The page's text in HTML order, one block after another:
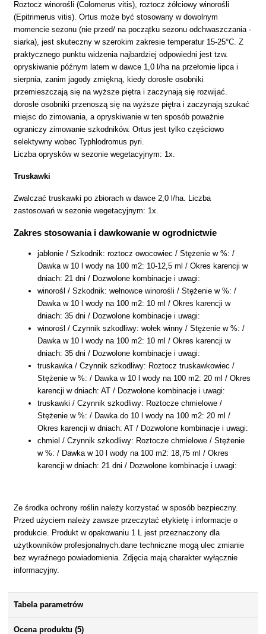
Roztocz winorośli (Colomerus vitis), roztocz żółciowy winorośli
(Epitrimerus vitis). Ortus może być stosowany w dowolnym
momencie sezonu (nie przed/ na początku sezonu odchwaszczania -
siarka), jest skuteczny w szerokim zakresie temperatur 15-25°C. Z
praktycznego punktu widzenia najbardziej odpowiedni jest tzw.
opryskiwanie późnym latem w dawce 1,0 l/ha na przełomie lipca i
sierpnia, zanim jagody zmiękną, kiedy dorosłe osobniki
przemieszczają się na wyższe piętra i zaczynają się rozwijać.
dorosłe osobniki przenoszą się na wyższe piętra i zaczynają szukać
miejsc do zimowania, a opryskiwanie w ten sposób poważnie
ograniczy zimowanie szkodników. Ortus jest tylko częściowo
selektywny wobec Typhlodromus pyri.
Liczba oprysków w sezonie wegetacyjnym: 1x.
Truskawki
Zwalczać truskawki po zbiorach w dawce 2,0 l/ha. Liczba
zastosowań w sezonie wegetacyjnym: 1x.
Zakres stosowania i dawkowanie w ogrodnictwie
jabłonie / Szkodnik: roztocz owocowiec / Stężenie w %: /
Dawka w 10 l wody na 100 m2: 10-12,5 ml / Okres karencji w
dniach: 21 dni / Dozwolone kombinacje i uwagi:
winorośl / Szkodnik: wełnowce winorośli / Stężenie w %: /
Dawka w 10 l wody na 100 m2: 10 ml / Okres karencji w
dniach: 35 dni / Dozwolone kombinacje i uwagi:
winorośl / Czynnik szkodliwy: wołek winny / Stężenie w %: /
Dawka w 10 l wody na 100 m2: 10 ml / Okres karencji w
dniach: 35 dni / Dozwolone kombinacje i uwagi:
truskawka / Czynnik szkodliwy: Roztocz truskawkowiec /
Stężenie w %: / Dawka w 10 l wody na 100 m2: 20 ml / Okres
karencji w dniach: AT / Dozwolone kombinacje i uwagi:
truskawki / Czynnik szkodliwy: Roztocze chmielowe /
Stężenie w %: / Dawka do 10 l wody na 100 m2: 20 ml /
Okres karencji w dniach: AT / Dozwolone kombinacje i uwagi:
chmiel / Czynnik szkodliwy: Roztocze chmielowe / Stężenie
w %: / Dawka w 10 l wody na 100 m2: 18,75 ml / Okres
karencji w dniach: 21 dni / Dozwolone kombinacje i uwagi:
Ze środka ochrony roślin należy korzystać w sposób bezpieczny.
Przed użyciem należy zawsze przeczytać etykietę i informacje o
produkcie. Produkt w opakowaniu 1 L jest przeznaczony dla
użytkowników profesjonalnych.dane techniczne mogą ulec zmianie
bez wyraźnego powiadomienia. Zdjęcia mają charakter wyłącznie
informacyjny.
Tabela parametrów
Ocena produktu (5)